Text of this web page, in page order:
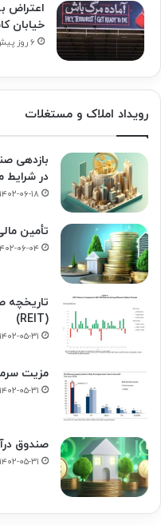
اعتراض
خیابان
۶ روز پیش
رویداد املاک و مستغلات
بازدهی
در شرایط
۱۴۰۲-۰۶-۱۸
تأمین
۱۴۰۲-۰۶-
تاریخچه
(REIT)
۱۴۰۲-۰۵-۳۱
مزیت
۱۴۰۲-۰۵-۳۱
صندوق
۱۴۰۲-۰۵-۳۱